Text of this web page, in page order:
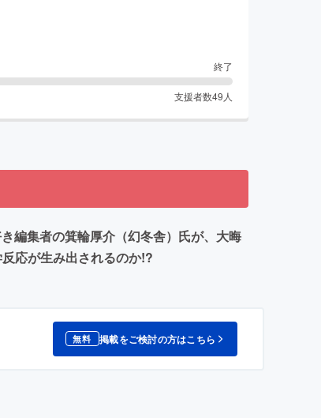
終了
支援者数49 人
編集者の箕輪厚介（幻冬舎）氏が、大晦
応が生み出されるのか!?
無料 掲載をご検討の方はこちら